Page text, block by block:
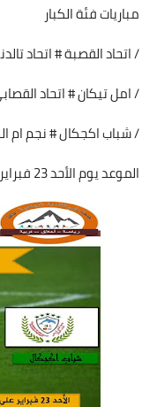
مباريات فئة الكبار
/ اتحاد القصبة # اتحاد
/ امل تيكان # اتحاد
/ شباب اكجكال # نجم ام
الموعد يوم الأحد 23 فبراير 2020